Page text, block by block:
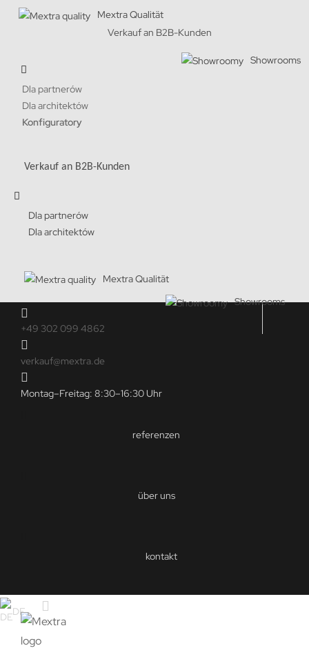
Mextra Qualität
Verkauf an B2B-Kunden
Showrooms
Dla partnerów
Dla architektów
Konfiguratory
Verkauf an B2B-Kunden
Dla partnerów
Dla architektów
Mextra Qualität
Showrooms
+49 302 099 4862
verkauf@mextra.de
Montag–Freitag: 8:30–16:30 Uhr
referenzen
über uns
kontakt
DE